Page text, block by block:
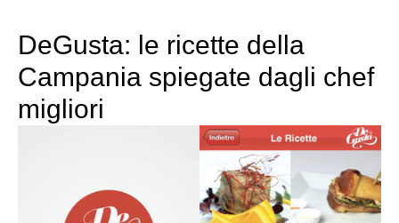
DeGusta: le ricette della
Campania spiegate dagli chef
migliori